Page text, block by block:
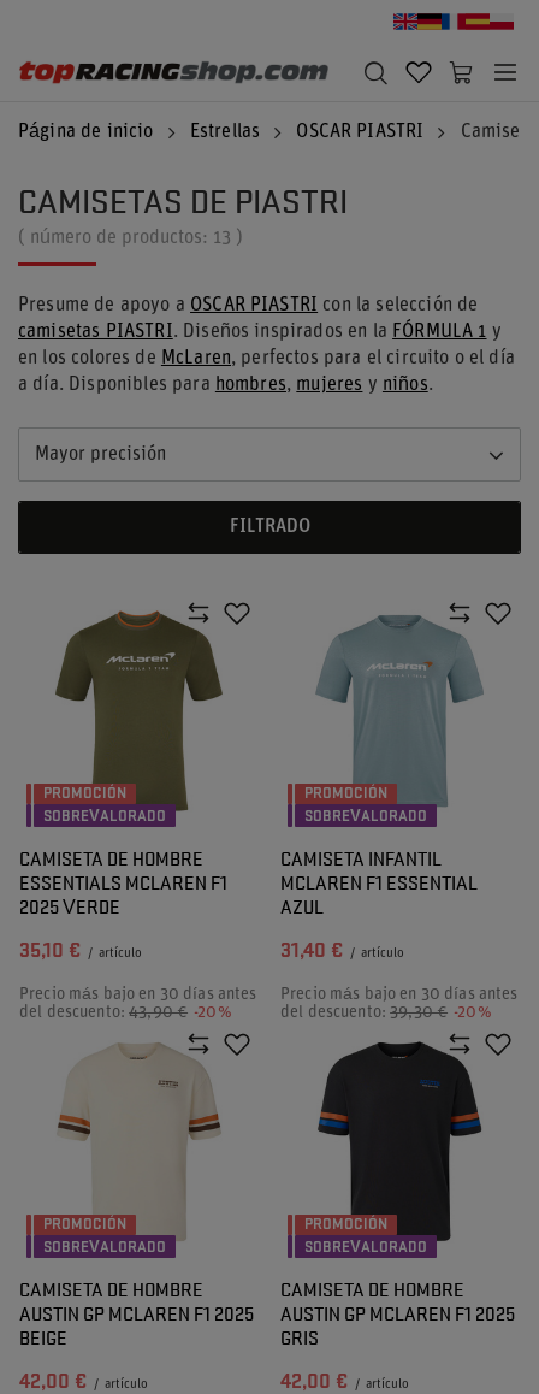
Página de inicio Estrellas OSCAR PIASTRI
CAMISETAS DE PIASTRI
( número de productos: 13 )
Presume de apoyo a OSCAR PIASTRI con la selección de
camisetas PIASTRI. Diseños inspirados en la FÓRMULA 1 y
en los colores de McLaren, perfectos para el circuito o el día
a día. Disponibles para hombres, mujeres y niños.
Mayor precisión
FILTRADO
PROMOCIÓN
SOBREVALORADO
CAMISETA DE HOMBRE
ESSENTIALS MCLAREN F1
2025 VERDE
35,10 € / artículo
Precio más bajo en 30 días antes
del descuento:43,90 € -20%
PROMOCIÓN
SOBREVALORADO
CAMISETA INFANTIL
MCLAREN F1 ESSENTIAL
AZUL
31,40 € / artículo
Precio más bajo en 30 días antes
del descuento:39,30 € -20%
PROMOCIÓN
SOBREVALORADO
CAMISETA DE HOMBRE
AUSTIN GP MCLAREN F1 2025
BEIGE
42,00 € / artículo
PROMOCIÓN
SOBREVALORADO
CAMISETA DE HOMBRE
AUSTIN GP MCLAREN F1 2025
GRIS
42,00 € / artículo